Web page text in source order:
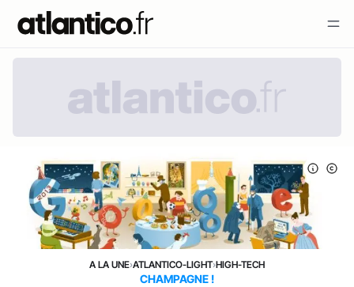
A LA UNE›ATLANTICO-LIGHT›HIGH-TECH
CHAMPAGNE !